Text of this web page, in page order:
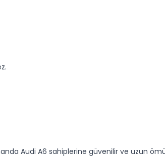
Audi A6 sahiplerine güvenilir ve uzun